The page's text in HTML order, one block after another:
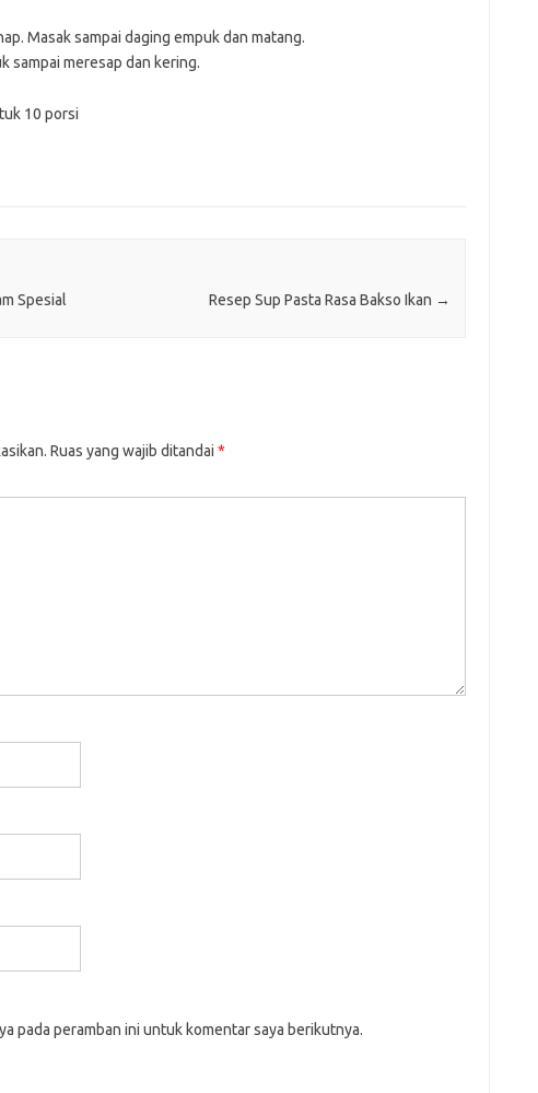
Masak sampai daging empuk dan matang.
sampai meresap dan kering.
10 porsi
Spesial Resep Sup Pasta Rasa Bakso Ikan →
Ruas yang wajib ditandai *
pada peramban ini untuk komentar saya berikutnya.